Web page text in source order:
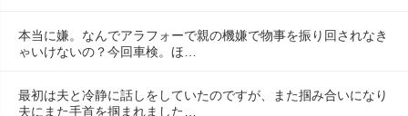
本当に嫌。なんでアラフォーで親の機嫌で物事を振り回されなき
ゃいけないの？今回車検。ほ…
最初は夫と冷静に話しをしていたのですが、また掴み合いになり
夫にまた手首を掴まれました…